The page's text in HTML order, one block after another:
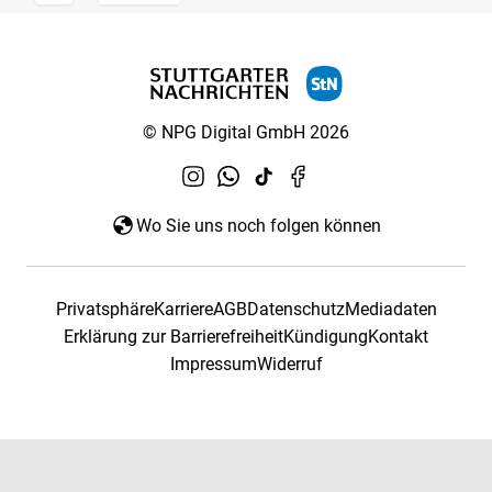
© NPG Digital GmbH 2026
Wo Sie uns noch folgen können
PrivatsphäreKarriereAGBDatenschutzMediadaten
Erklärung zur BarrierefreiheitKündigungKontakt
ImpressumWiderruf